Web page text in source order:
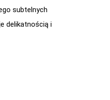
subtelnych
delikatnością i